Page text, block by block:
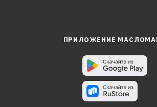
ПРИЛОЖЕНИЕ